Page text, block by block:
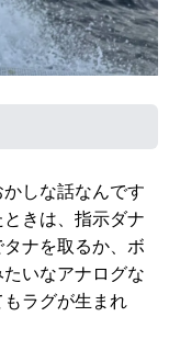
しな話なんです
きは、指示ダナ
ナを取るか、ボ
いなアナログな
ラグが生まれ